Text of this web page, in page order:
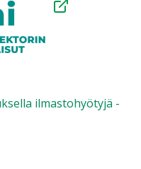
ilmastohyötyjä -